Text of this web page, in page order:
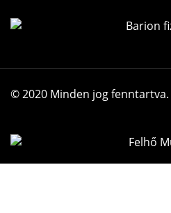
© 2020 Minden jog